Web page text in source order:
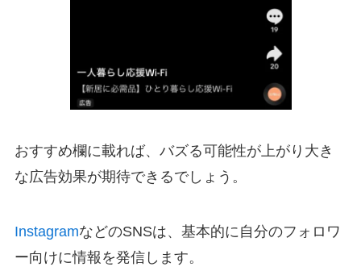
おすすめ欄に載れば、バズる可能性が上がり大き
な広告効果が期待できるでしょう。
InstagramなどのSNSは、基本的に自分のフォロワ
ー向けに情報を発信します。